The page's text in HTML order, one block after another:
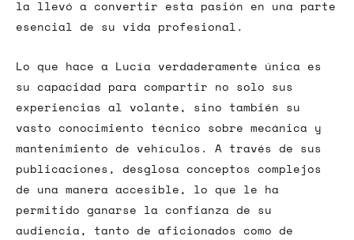
la llevó a convertir esta pasión en una parte
esencial de su vida profesional.
Lo que hace a Lucía verdaderamente única es
su capacidad para compartir no solo sus
experiencias al volante, sino también su
vasto conocimiento técnico sobre mecánica y
mantenimiento de vehículos. A través de sus
publicaciones, desglosa conceptos complejos
de una manera accesible, lo que le ha
permitido ganarse la confianza de su
audiencia, tanto de aficionados como de